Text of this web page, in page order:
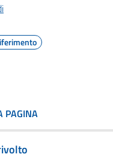
PAGINA